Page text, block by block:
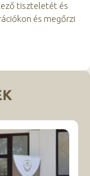
tiszteletét és
és megőrzi